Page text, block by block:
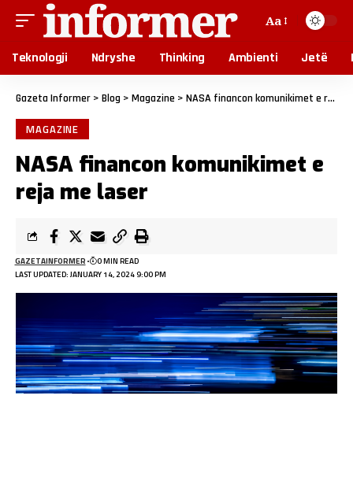
Aa
Teknologji Ndryshe Thinking Ambienti Jetë
Gazeta Informer > Blog > Magazine > NASA financon komunikimet e reja me laser
MAGAZINE
NASA financon komunikimet e
reja me laser
LAST UPDATED: JANUARY 14, 2024 9:00 PM
GAZETAINFORMER 0 MIN READ